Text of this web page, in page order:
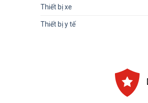
Thiết bị xe
Thiết bị y tế